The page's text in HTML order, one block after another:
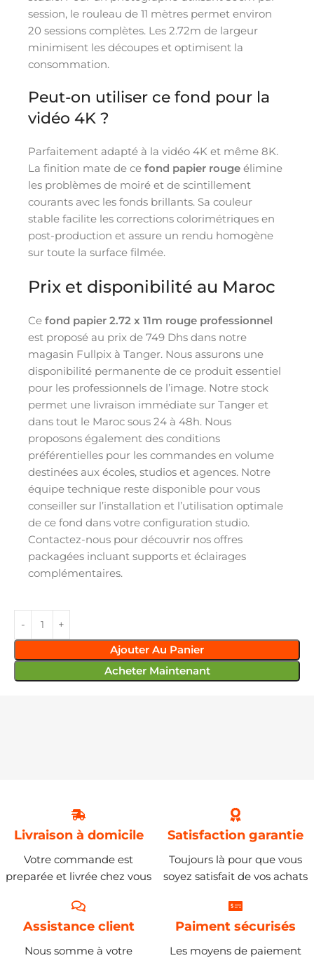
session, le rouleau de 11 mètres permet environ
20 sessions complètes. Les 2.72m de largeur
minimisent les découpes et optimisent la
consommation.
Peut-on utiliser ce fond pour la
vidéo 4K ?
Parfaitement adapté à la vidéo 4K et même 8K.
La finition mate de ce fond papier rouge élimine
les problèmes de moiré et de scintillement
courants avec les fonds brillants. Sa couleur
stable facilite les corrections colorimétriques en
post-production et assure un rendu homogène
sur toute la surface filmée.
Prix et disponibilité au Maroc
Ce fond papier 2.72 x 11m rouge professionnel
est proposé au prix de 749 Dhs dans notre
magasin Fullpix à Tanger. Nous assurons une
disponibilité permanente de ce produit essentiel
pour les professionnels de l’image. Notre stock
permet une livraison immédiate sur Tanger et
dans tout le Maroc sous 24 à 48h. Nous
proposons également des conditions
préférentielles pour les commandes en volume
destinées aux écoles, studios et agences. Notre
équipe technique reste disponible pour vous
conseiller sur l’installation et l’utilisation optimale
de ce fond dans votre configuration studio.
Contactez-nous pour découvrir nos offres
packagées incluant supports et éclairages
complémentaires.
Ajouter Au Panier
Acheter Maintenant
Livraison à domicile
Votre commande est
preparée et livrée chez vous
Satisfaction garantie
Toujours là pour que vous
soyez satisfait de vos achats
Assistance client
Nous somme à votre
Paiment sécurisés
Les moyens de paiement